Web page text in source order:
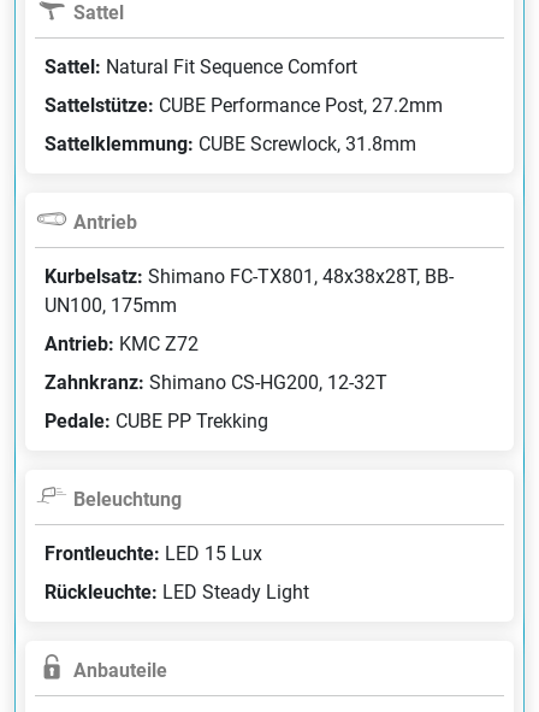
Sattel
Sattel: Natural Fit Sequence Comfort
Sattelstütze: CUBE Performance Post, 27.2mm
Sattelklemmung: CUBE Screwlock, 31.8mm
Antrieb
Kurbelsatz: Shimano FC-TX801, 48x38x28T, BB-
UN100, 175mm
Antrieb: KMC Z72
Zahnkranz: Shimano CS-HG200, 12-32T
Pedale: CUBE PP Trekking
Beleuchtung
Frontleuchte: LED 15 Lux
Rückleuchte: LED Steady Light
Anbauteile